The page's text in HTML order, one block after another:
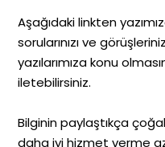
Aşağıdaki linkten
sorularınızı ve
yazılarımıza konu
iletebilirsiniz.
Bilginin paylaştıkça
daha iyi hizmet verme